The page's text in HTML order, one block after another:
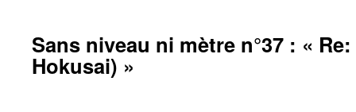
Sans niveau ni mètre n°37 : «
Hokusai) »